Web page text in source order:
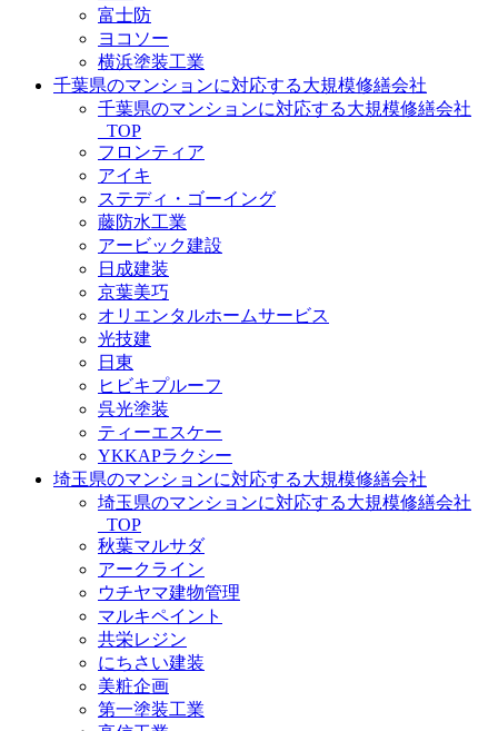
富士防
ヨコソー
横浜塗装工業
千葉県のマンションに対応する大規模修繕会社
千葉県のマンションに対応する大規模修繕会社
_TOP
フロンティア
アイキ
ステディ・ゴーイング
藤防水工業
アービック建設
日成建装
京葉美巧
オリエンタルホームサービス
光技建
日東
ヒビキプルーフ
呉光塗装
ティーエスケー
YKKAPラクシー
埼玉県のマンションに対応する大規模修繕会社
埼玉県のマンションに対応する大規模修繕会社
_TOP
秋葉マルサダ
アークライン
ウチヤマ建物管理
マルキペイント
共栄レジン
にちさい建装
美粧企画
第一塗装工業